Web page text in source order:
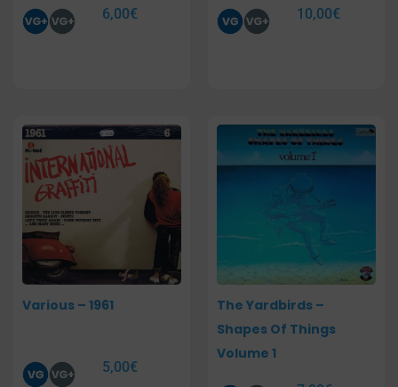
6,00€ 10,00€
Various – 1961
5,00€
The Yardbirds –
Shapes Of Things
Volume 1